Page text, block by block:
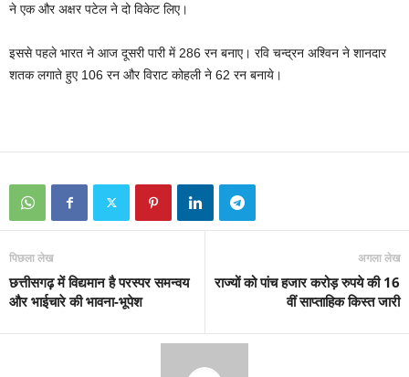
ने एक और अक्षर पटेल ने दो विकेट लिए।
इससे पहले भारत ने आज दूसरी पारी में 286 रन बनाए। रवि चन्‍द्रन अश्विन ने शानदार
शतक लगाते हुए 106 रन और विराट कोहली ने 62 रन बनाये।
पिछला लेख
छत्तीसगढ़ में विद्यमान है परस्पर समन्वय
और भाईचारे की भावना-भूपेश
अगला लेख
राज्यों को पांच हजार करोड़ रुपये की 16
वीं साप्ताहिक किस्त जारी